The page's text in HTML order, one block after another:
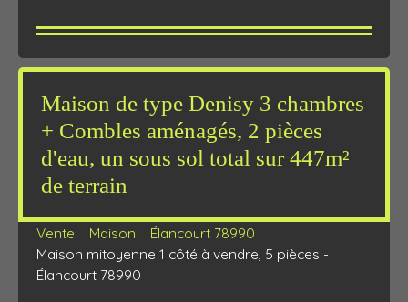
Maison de type Denisy 3 chambres
+ Combles aménagés, 2 pièces
d'eau, un sous sol total sur 447m²
de terrain
Vente Maison
Élancourt 78990
Maison mitoyenne 1 côté à vendre, 5 pièces -
Élancourt 78990